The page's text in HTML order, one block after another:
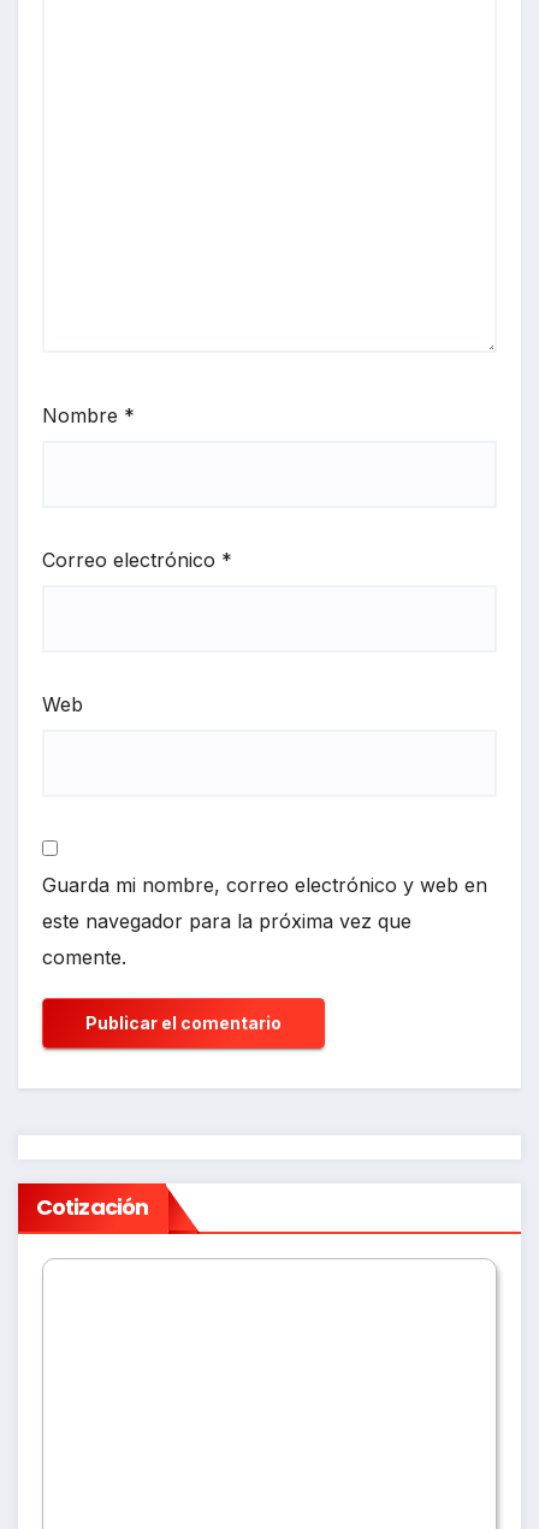
Nombre *
Correo electrónico *
Web
Guarda mi nombre, correo electrónico y web en
este navegador para la próxima vez que
comente.
Cotización